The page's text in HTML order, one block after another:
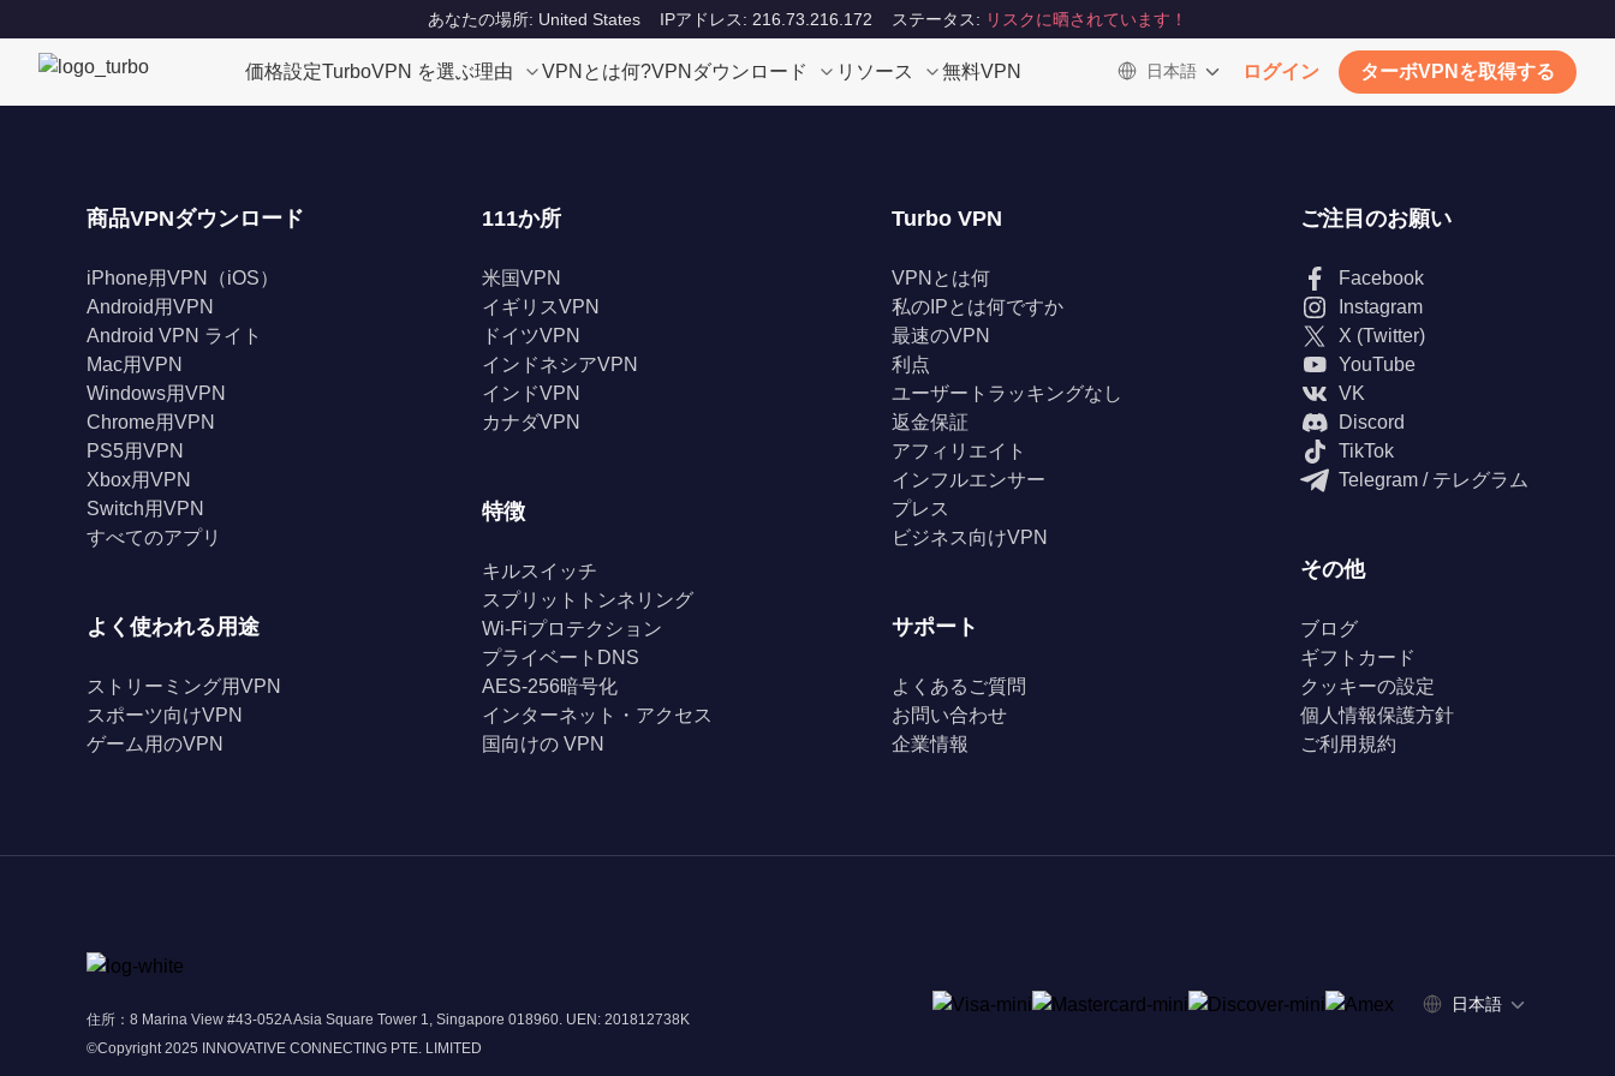
あなたの場所: United States IPアドレス: 216.73.216.172 ステータス: リスクに晒されています！
価格設定TurboVPN を選ぶ理由 VPNとは何?VPNダウンロード リソース 無料VPN 日本語 ログイン ターボVPNを取得する
商品VPNダウンロード
iPhone用VPN（iOS）
Android用VPN
Android VPN ライト
Mac用VPN
Windows用VPN
Chrome用VPN
PS5用VPN
Xbox用VPN
Switch用VPN
すべてのアプリ
よく使われる用途
ストリーミング用VPN
スポーツ向けVPN
ゲーム用のVPN
111か所
米国VPN
イギリスVPN
ドイツVPN
インドネシアVPN
インドVPN
カナダVPN
特徴
キルスイッチ
スプリットトンネリング
Wi-Fiプロテクション
プライベートDNS
AES-256暗号化
インターネット・アクセス
国向けの VPN
Turbo VPN
VPNとは何
私のIPとは何ですか
最速のVPN
利点
ユーザートラッキングなし
返金保証
アフィリエイト
インフルエンサー
プレス
ビジネス向けVPN
サポート
よくあるご質問
お問い合わせ
企業情報
ご注目のお願い
Facebook
Instagram
X (Twitter)
YouTube
VK
Discord
TikTok
Telegram / テレグラム
その他
ブログ
ギフトカード
クッキーの設定
個人情報保護方針
ご利用規約
住所：8 Marina View #43-052A Asia Square Tower 1, Singapore 018960. UEN: 201812738K
©Copyright 2025 INNOVATIVE CONNECTING PTE. LIMITED
日本語